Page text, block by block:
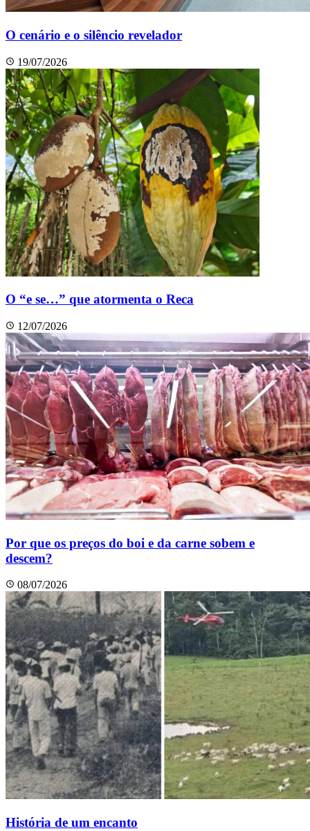
O cenário e o silêncio revelador
19/07/2026
O “e se…” que atormenta o Reca
12/07/2026
Por que os preços do boi e da carne sobem e
descem?
08/07/2026
História de um encanto